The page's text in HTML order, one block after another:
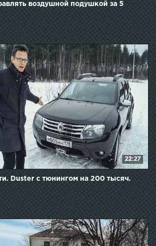
воздушной подушкой за 5
22:27
Duster с тюнингом на 200 тысяч.